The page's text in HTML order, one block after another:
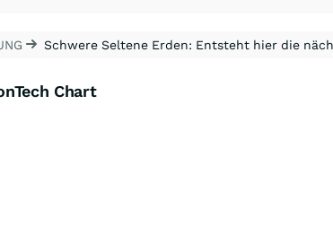
Schwere Seltene Erden: Entsteht hier die
Chart